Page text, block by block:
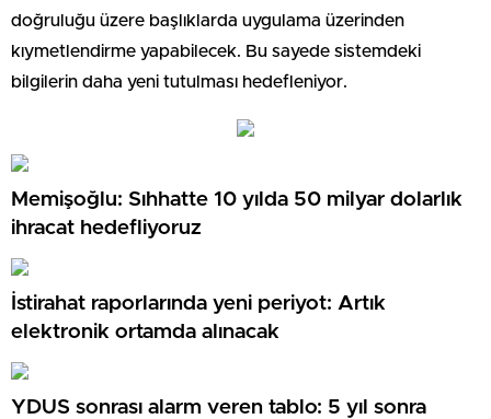
doğruluğu üzere başlıklarda uygulama üzerinden
kıymetlendirme yapabilecek. Bu sayede sistemdeki
bilgilerin daha yeni tutulması hedefleniyor.
Memişoğlu: Sıhhatte 10 yılda 50 milyar dolarlık
ihracat hedefliyoruz
İstirahat raporlarında yeni periyot: Artık
elektronik ortamda alınacak
YDUS sonrası alarm veren tablo: 5 yıl sonra